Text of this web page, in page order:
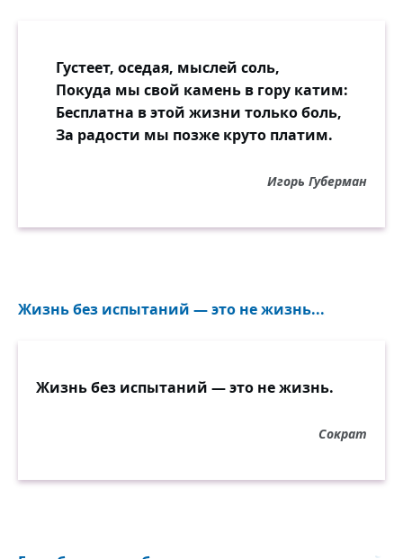
Густеет, оседая, мыслей соль,
Покуда мы свой камень в гору катим:
Бесплатна в этой жизни только боль,
За радости мы позже круто платим.
Игорь Губерман
Жизнь без испытаний — это не жизнь...
Жизнь без испытаний — это не жизнь.
Сократ